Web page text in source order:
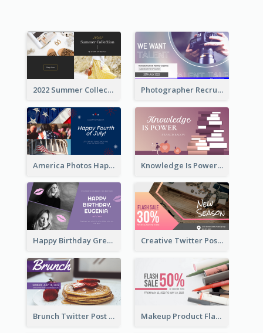
2022 Summer Collection Discount Twitter Post Photographer Recruit Twitter Post
America Photos Happy 4th Of July Twitter Post Knowledge Is Power Quote Twitter Post
Happy Birthday Greetings Lips Stickers Twitter Post Creative Twitter Post
Brunch Twitter Post Makeup Product Flash Sale Twitter Post